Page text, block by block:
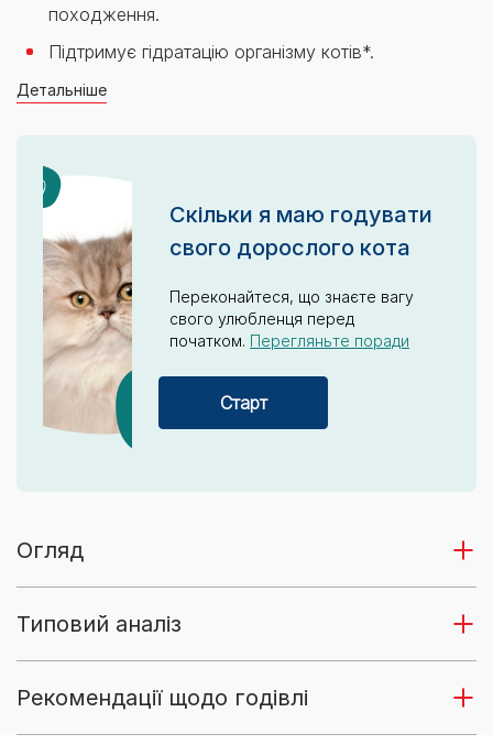
походження.
Підтримує гідратацію організму котів*.
Детальніше
Скільки я маю годувати
свого дорослого кота
Переконайтеся, що знаєте вагу
свого улюбленця перед
початком. Перегляньте поради
Старт
Огляд
Типовий аналіз
Рекомендації щодо годівлі